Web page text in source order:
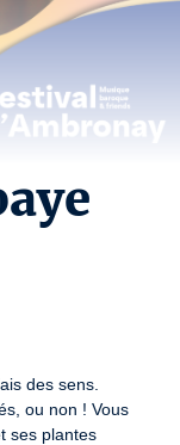
des sens.
ou non ! Vous
ses plantes